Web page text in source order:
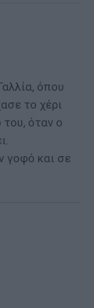
όπου
το χέρι
όταν ο
γοφό και σε